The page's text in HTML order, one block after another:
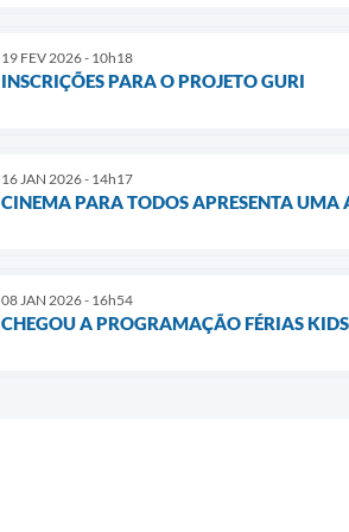
19 FEV 2026 - 10h18
INSCRIÇÕES PARA O PROJETO GURI
16 JAN 2026 - 14h17
CINEMA PARA TODOS APRESENTA UMA
08 JAN 2026 - 16h54
CHEGOU A PROGRAMAÇÃO FÉRIAS